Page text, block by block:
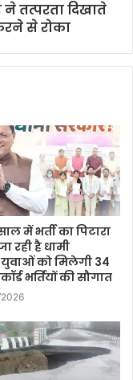
तत्परता दिखाते
से रोका
में भर्ती का पिटारा
रही है धामी
को मिलेगी 34
भर्तियों की सौगात